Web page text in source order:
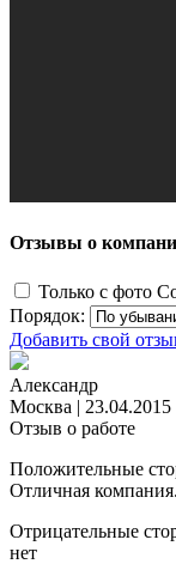
Отзывы о
Только с фото
Порядок:
Добавить свой
Александр
Москва | 23.04.2015
Отзыв о работе
Положительные
Отличная
Отрицательные
нет